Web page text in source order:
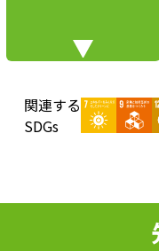
関連する
SDGs